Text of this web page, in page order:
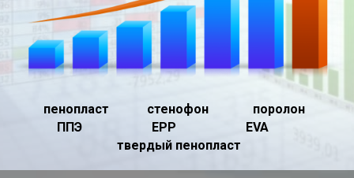
пенопласт стенофон поролон
ППЭ EPP EVA
твердый пенопласт